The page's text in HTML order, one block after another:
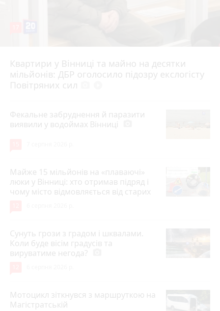
Квартири у Вінниці та майно на десятки
мільйонів: ДБР оголосило підозру екслогісту
Повітряних сил
6 серпня 2026 р.
Фекальне забруднення й паразити
виявили у водоймах Вінниці
Майже 15 мільйонів на «плаваючі»
люки у Вінниці: хто отримав підряд і
чому місто відмовляється від старих
Сунуть грози з градом і шквалами.
Коли буде вісім градусів та
вируватиме негода?
Мотоцикл зіткнувся з маршруткою на
Магістратській